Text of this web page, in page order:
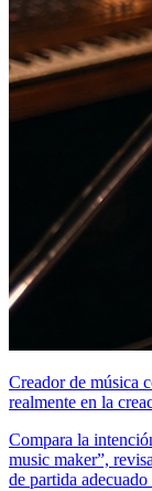
Creador de música
realmente en la
Compara la
music maker”,
de partida